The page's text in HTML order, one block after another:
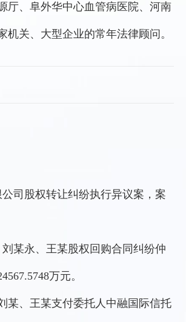
厅、阜外华中心血管病医院、河南
关、大型企业的常年法律顾问。
司股权转让纠纷执行异议案，案
某永、王某股权回购合同纠纷仲
万元。
某、王某支付委托人中融国际信托